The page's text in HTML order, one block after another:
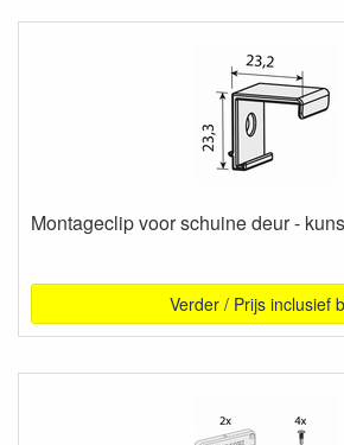
Montageclip voor schuine deur -
Verder / Prijs inclusief